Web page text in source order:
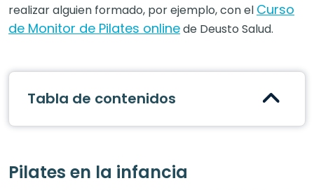
realizar alguien formado, por ejemplo, con el Curso
de Monitor de Pilates onlinede Deusto Salud.
Tabla de contenidos
Pilates en la infancia